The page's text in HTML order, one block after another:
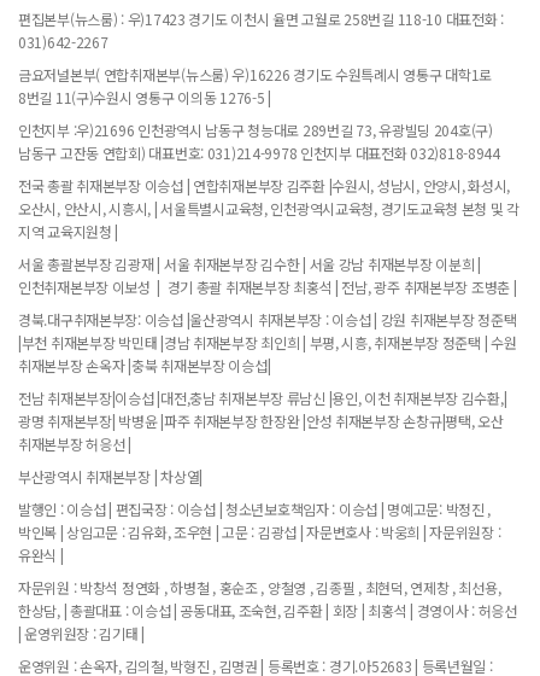
편집본부(뉴스룸) : 우)17423 경기도 이천시 율면 고월로 258번길 118-10 대표전화 :
031)642-2267
금요저널본부( 연합취재본부(뉴스룸) 우)16226 경기도 수원특례시 영통구 대학1로
8번길 11(구)수원시 영통구 이의동 1276-5 |
인천지부 :우)21696 인천광역시 남동구 청능대로 289번길 73, 유광빌딩 204호(구)
남동구 고잔동 연합회) 대표번호: 031)214-9978 인천지부 대표전화 032)818-8944
전국 총괄 취재본부장 이승섭 | 연합취재본부장 김주환 |수원시, 성남시, 안양시, 화성시,
오산시, 안산시, 시흥시, | 서울특별시교육청, 인천광역시교육청, 경기도교육청 본청 및 각
지역 교육지원청 |
서울 총괄본부장 김광재 | 서울 취재본부장 김수한 | 서울 강남 취재본부장 이분희 |
인천취재본부장 이보성 | 경기 총괄 취재본부장 최홍석 | 전남, 광주 취재본부장 조병춘 |
경북.대구취재본부장: 이승섭 |울산광역시 취재본부장 : 이승섭 | 강원 취재본부장 정준택
|부천 취재본부장 박민태 |경남 취재본부장 최인희 | 부평, 시흥, 취재본부장 정준택 | 수원
취재본부장 손옥자 |충북 취재본부장 이승섭|
전남 취재본부장|이승섭 |대전,충남 취재본부장 류남신 |용인, 이천 취재본부장 김수환,|
광명 취재본부장| 박병윤 |파주 취재본부장 한장완 |안성 취재본부장 손창규|평택, 오산
취재본부장 허응선 |
부산광역시 취재본부장 | 차상열|
발행인 : 이승섭 | 편집국장 : 이승섭 | 청소년보호책임자 : 이승섭 | 명예고문: 박정진 ,
박인복 | 상임고문 : 김유화, 조우현 | 고문 : 김광섭 | 자문변호사 : 박웅희 | 자문위원장 :
유완식 |
자문위원 : 박창석 정연화 , 하병철 , 홍순조 , 양철영 , 김종필 , 최현덕, 연제창 , 최선용,
한상담, | 총괄대표 : 이승섭 | 공동대표, 조숙현, 김주환 | 회장 | 최홍석 | 경영이사 : 허응선
| 운영위원장 : 김기태 |
운영위원 : 손옥자, 김의철, 박형진 , 김명권 | 등록번호 : 경기.아52683 | 등록년월일 :